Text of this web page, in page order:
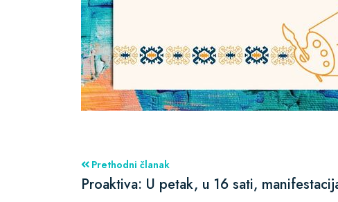
Prethodni članak
Proaktiva: U petak, u 16 sati,